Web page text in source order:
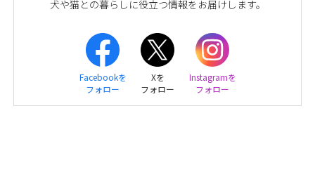
犬や猫との暮らしに役立つ情報をお届けします。
Facebookを
フォロー
Xを
フォロー
Instagramを
フォロー